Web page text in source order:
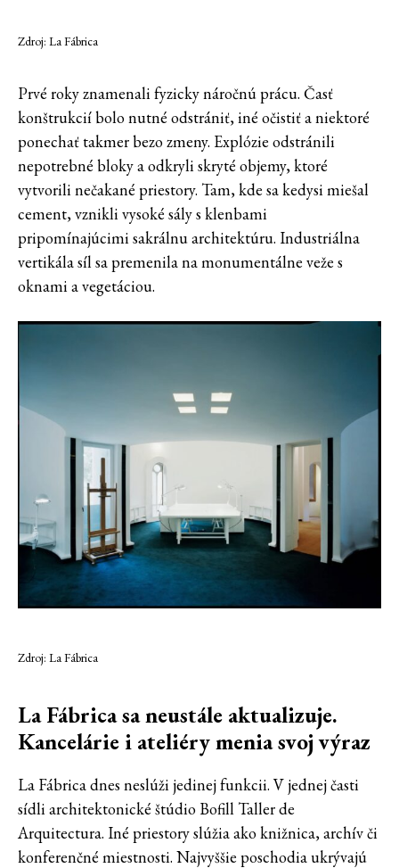
Zdroj: La Fábrica
Prvé roky znamenali fyzicky náročnú prácu. Časť
konštrukcií bolo nutné odstrániť, iné očistiť a niektoré
ponechať takmer bezo zmeny. Explózie odstránili
nepotrebné bloky a odkryli skryté objemy, ktoré
vytvorili nečakané priestory. Tam, kde sa kedysi miešal
cement, vznikli vysoké sály s klenbami
pripomínajúcimi sakrálnu architektúru. Industriálna
vertikála síl sa premenila na monumentálne veže s
oknami a vegetáciou.
Zdroj: La Fábrica
La Fábrica sa neustále aktualizuje.
Kancelárie i ateliéry menia svoj výraz
La Fábrica dnes neslúži jedinej funkcii. V jednej časti
sídli architektonické štúdio Bofill Taller de
Arquitectura. Iné priestory slúžia ako knižnica, archív či
konferenčné miestnosti. Najvyššie poschodia ukrývajú